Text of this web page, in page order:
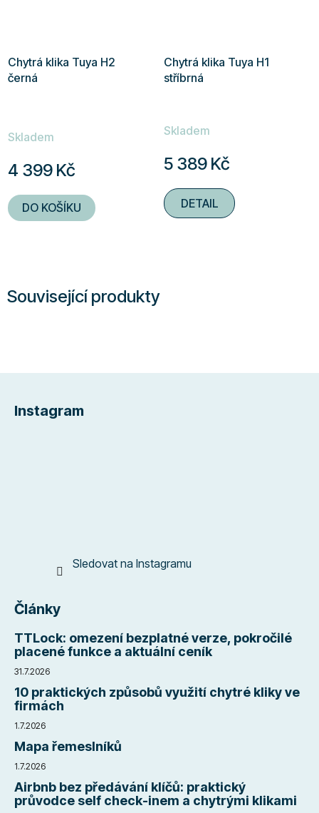
Související produkty
Chytrá klika Tuya H2
černá
Skladem
4 399 Kč
DO KOŠÍKU
Chytrá klika Tuya H1
stříbrná
hodnocení
je
5,0
z
Skladem
5 389 Kč
DETAIL
Instagram
Sledovat na Instagramu
Články
TTLock: omezení bezplatné verze, pokročilé
placené funkce a aktuální ceník
31.7.2026
10 praktických způsobů využití chytré kliky ve
firmách
1.7.2026
Mapa řemeslníků
1.7.2026
Airbnb bez předávání klíčů: praktický
průvodce self check-inem a chytrými klikami